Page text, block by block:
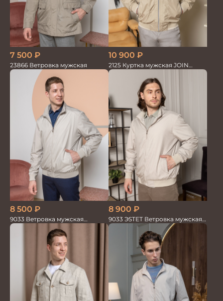
7 500 ₽
23866 Ветровка мужская
10 900 ₽
2125 Куртка мужская JOIN
BEIGE
8 500 ₽
9033 Ветровка мужская
бежевый
8 900 ₽
9033 ЭSTET Ветровка мужская
бежевый